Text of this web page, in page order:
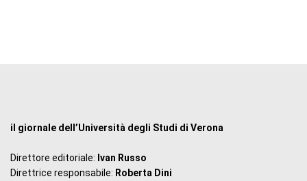
il giornale dell’Università degli Studi di Verona
Direttore editoriale: Ivan Russo
Direttrice responsabile: Roberta Dini